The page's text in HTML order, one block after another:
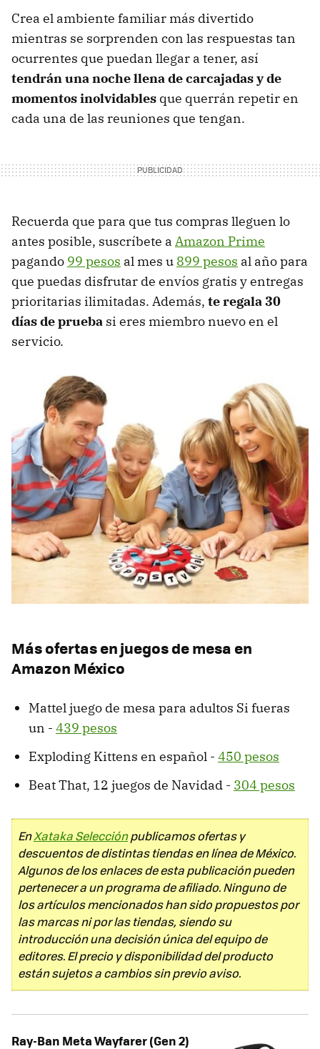
Crea el ambiente familiar más divertido
mientras se sorprenden con las respuestas tan
ocurrentes que puedan llegar a tener, así
tendrán una noche llena de carcajadas y de
momentos inolvidables que querrán repetir en
cada una de las reuniones que tengan.
Recuerda que para que tus compras lleguen lo
antes posible, suscríbete a Amazon Prime
pagando 99 pesos al mes u 899 pesos al año para
que puedas disfrutar de envíos gratis y entregas
prioritarias ilimitadas. Además, te regala 30
días de prueba si eres miembro nuevo en el
servicio.
Más ofertas en juegos de mesa en
Amazon México
Mattel juego de mesa para adultos Si fueras
un - 439 pesos
Exploding Kittens en español - 450 pesos
Beat That, 12 juegos de Navidad - 304 pesos
EnXataka Selecciónpublicamos ofertas y
descuentos de distintas tiendas en línea de México.
Algunos de los enlaces de esta publicación pueden
pertenecer a un programa de afiliado. Ninguno de
los artículos mencionados han sido propuestos por
las marcas ni por las tiendas, siendo su
introducción una decisión única del equipo de
editores. El precio y disponibilidad del producto
están sujetos a cambios sin previo aviso.
Ray-Ban Meta Wayfarer (Gen 2)